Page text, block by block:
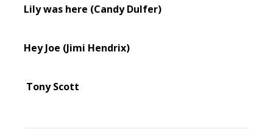
Lily was here (Candy Dulfer)
Hey Joe (Jimi Hendrix)
Tony Scott